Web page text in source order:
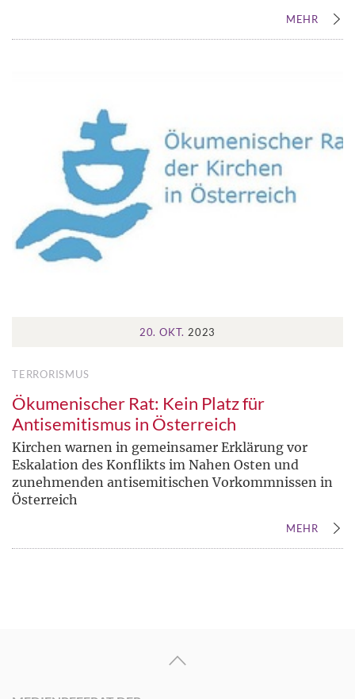
MEHR
20. OKT. 2023
TERRORISMUS
Ökumenischer Rat: Kein Platz für
Antisemitismus in Österreich
Kirchen warnen in gemeinsamer Erklärung vor
Eskalation des Konflikts im Nahen Osten und
zunehmenden antisemitischen Vorkommnissen in
Österreich
MEHR